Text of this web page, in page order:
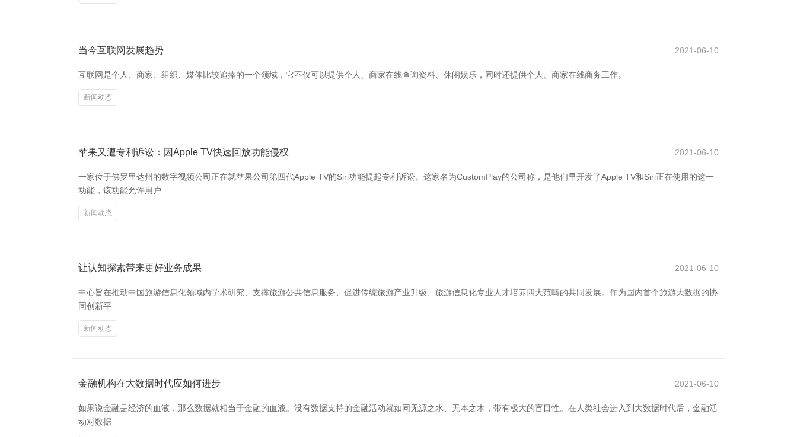
当今互联网发展趋势 2021-06-10
互联网是个人、商家、组织、媒体比较追捧的一个领域，它不仅可以提供个人、商家在线查询资料、休闲娱乐，同时还提供个人、商家在线商务工作。
新闻动态
苹果又遭专利诉讼：因Apple TV快速回放功能侵权 2021-06-10
一家位于佛罗里达州的数字视频公司正在就苹果公司第四代Apple TV的Siri功能提起专利诉讼。这家名为CustomPlay的公司称，是他们早开发了Apple TV和Siri正在使用的这一
功能，该功能允许用户
新闻动态
让认知探索带来更好业务成果 2021-06-10
中心旨在推动中国旅游信息化领域内学术研究、支撑旅游公共信息服务、促进传统旅游产业升级、旅游信息化专业人才培养四大范畴的共同发展。作为国内首个旅游大数据的协
同创新平
新闻动态
金融机构在大数据时代应如何进步 2021-06-10
如果说金融是经济的血液，那么数据就相当于金融的血液。没有数据支持的金融活动就如同无源之水、无本之木，带有极大的盲目性。在人类社会进入到大数据时代后，金融活
动对数据